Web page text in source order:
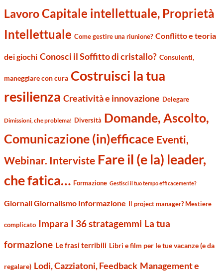
LavoroCapitale intellettuale, Proprietà
Intellettuale Come gestire una riunione? Conflitto e teoria
dei giochi Conosci il Soffitto di cristallo? Consulenti,
maneggiare con cura Costruisci la tua
resilienza Creatività e innovazione Delegare
Dimissioni, che problema! Diversità Domande, Ascolto,
Comunicazione (in)efficace Eventi,
Webinar. Interviste Fare il (e la) leader,
che fatica… Formazione Gestisci il tuo tempo efficacemente?
Giornali Giornalismo Informazione Il project manager? Mestiere
complicato Impara I 36 stratagemmi La tua
formazione Le frasi terribili Libri e film per le tue vacanze (e da
regalare) Lodi, Cazziatoni, Feedback Management e